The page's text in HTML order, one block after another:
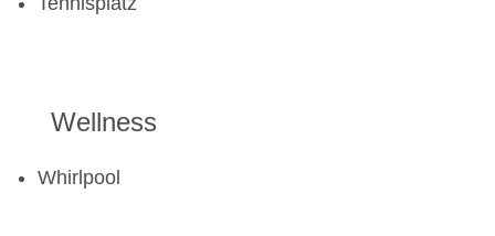
Wellness
Whirlpool